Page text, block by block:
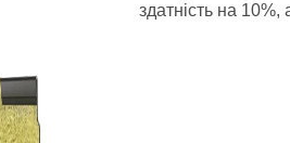
здатність на